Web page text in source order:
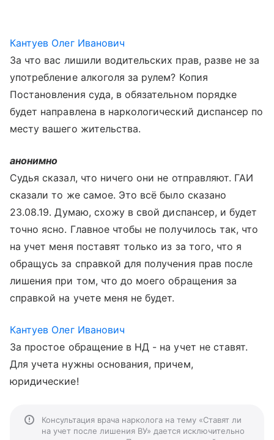
Кантуев Олег Иванович
За что вас лишили водительских прав, разве не за
употребление алкоголя за рулем? Копия
Постановления суда, в обязательном порядке
будет направлена в наркологический диспансер по
месту вашего жительства.
анонимно
Судья сказал, что ничего они не отправляют. ГАИ
сказали то же самое. Это всё было сказано
23.08.19. Думаю, схожу в свой диспансер, и будет
точно ясно. Главное чтобы не получилось так, что
на учет меня поставят только из за того, что я
обращусь за справкой для получения прав после
лишения при том, что до моего обращения за
справкой на учете меня не будет.
Кантуев Олег Иванович
За простое обращение в НД - на учет не ставят.
Для учета нужны основания, причем,
юридические!
Консультация врача нарколога на тему «Ставят ли
на учет после лишения ВУ» дается исключительно